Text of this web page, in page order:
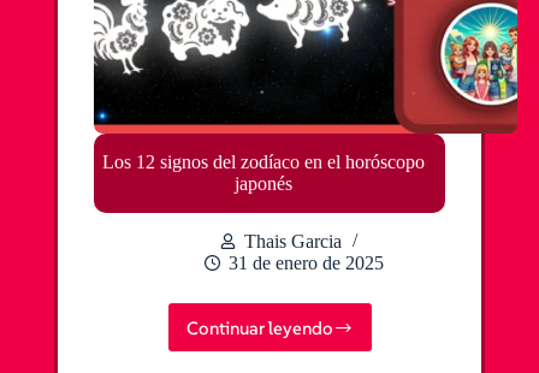
Los 12 signos del zodíaco en el horóscopo
japonés
Thais Garcia
31 de enero de 2025
Continuar leyendo
Los